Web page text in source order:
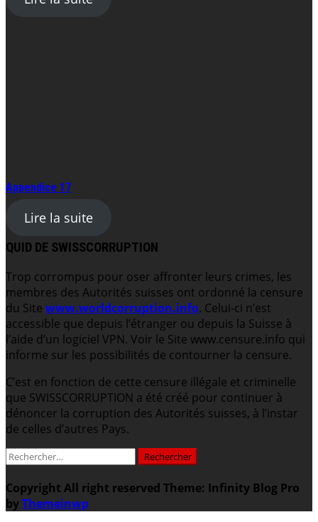
Appendice 17
Lire la suite
QUID DE SWISSCORRUPTION
Trop corrompus pour oser affronter leurs crimes, les
membres des Autorités suisses ont ordonné la censure
du Site www.worldcorruption.info. Celui-ci n’est
accessible que depuis l’étranger ou depuis la Suisse à
l’aide d’un logiciel VPN. Voir le Site www.censure.info qui
informe sur les possibilités de contourner la censure.
C’est en fonction de cette censure illégale et criminelle
que SWISSCORRUPTION a été créé pour continuer à
dénoncer la corruption des Autorités suisses, à l’instar
de celles d’autres Pays.
Rechercher :
Copyright All right reserved Theme: Infinity Blog Pro
byThemeinwp